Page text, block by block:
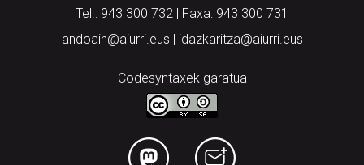
Tel.: 943 300 732 | Faxa: 943 300 731
andoain@aiurri.eus | idazkaritza@aiurri.eus
Codesyntaxek garatua